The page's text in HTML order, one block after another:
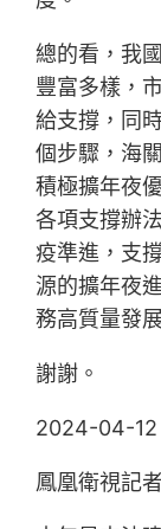
總的看，我
豐富多樣，
給支撐，同
個步驟，海
積極擴年夜
各項支撐辦
疫準進，支
源的擴年夜
務高質量發
謝謝。
2024-04-12
鳳凰衛視記